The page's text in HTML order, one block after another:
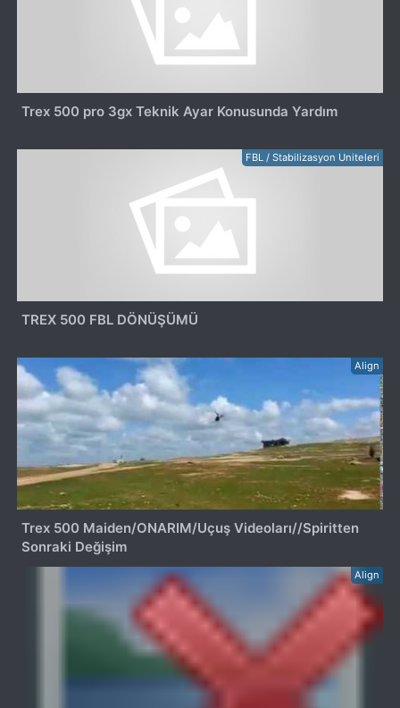
Trex 500 pro 3gx Teknik Ayar Konusunda Yardım
FBL / Stabilizasyon Uniteleri
TREX 500 FBL DÖNÜŞÜMÜ
Align
Trex 500 Maiden/ONARIM/Uçuş Videoları//Spiritten
Sonraki Değişim
Align